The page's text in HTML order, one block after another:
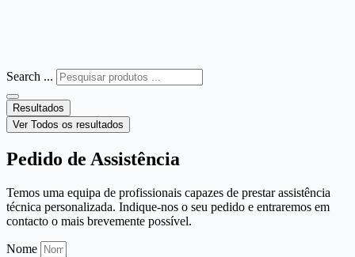
Search ...
Resultados
Ver Todos os resultados
Pedido de Assistência
Temos uma equipa de profissionais capazes de prestar assistência
técnica personalizada. Indique-nos o seu pedido e entraremos em
contacto o mais brevemente possível.
Nome